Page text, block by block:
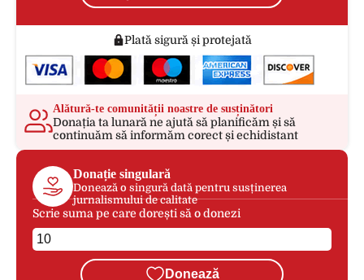
Plată sigură și protejată
Alătură-te comunității noastre de susținători
Donația ta lunară ne ajută să planificăm și să
continuăm să informăm corect și echidistant
Donație singulară
Donează o singură dată pentru susținerea
jurnalismului de calitate
Scrie suma pe care dorești să o donezi
Donează